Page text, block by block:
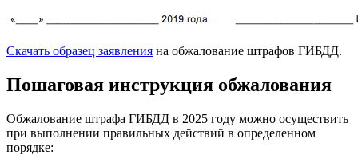
Скачать образец заявления на обжалование штрафов ГИБДД.
Пошаговая инструкция обжалования
Обжалование штрафа ГИБДД в 2025 году можно осуществить
при выполнении правильных действий в определенном
порядке: